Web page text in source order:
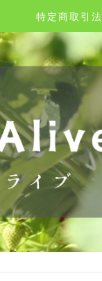
特定商取引